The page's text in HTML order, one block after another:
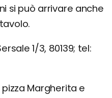
si può arrivare anche
1/3, 80139; tel:
Margherita e